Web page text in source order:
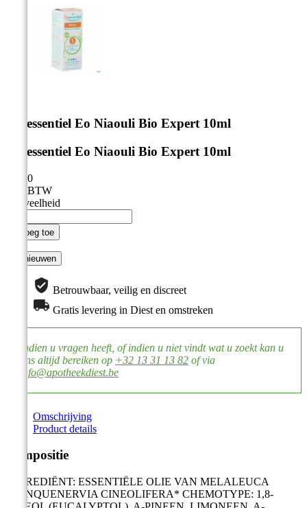
Puressentiel Eo Niaouli Bio Expert 10ml
Puressentiel Eo Niaouli Bio Expert 10ml
€ 7,70
Incl. BTW
Hoeveelheid
Voeg toe
Betrouwbaar, veilig en discreet
Gratis levering in Diest en omstreken
Indien u vragen heeft, of indien u niet vindt wat u zoekt kan u
ons altijd bereiken op +32 13 31 13 82 of via
info@apotheekdiest.be
Omschrijving
Product details
Compositie
INGREDIËNT: ESSENTIËLE OLIE VAN MELALEUCA
QUINQUENERVIA CINEOLIFERA* CHEMOTYPE: 1,8-